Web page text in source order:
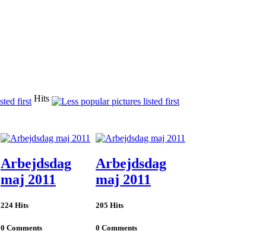
Hits
Arbejdsdag
maj 2011
224 Hits
0 Comments
Arbejdsdag
maj 2011
205 Hits
0 Comments